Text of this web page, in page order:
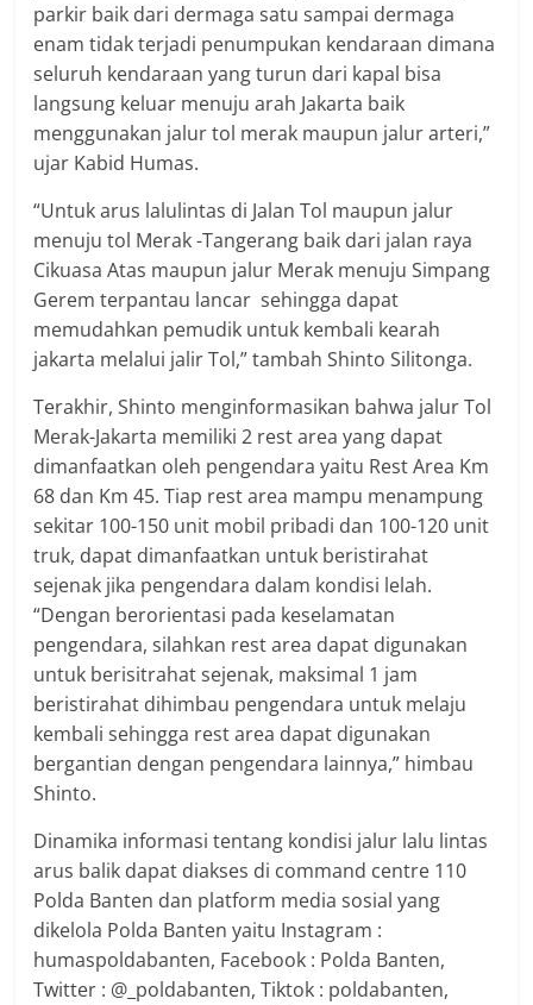
parkir baik dari dermaga satu sampai dermaga
enam tidak terjadi penumpukan kendaraan dimana
seluruh kendaraan yang turun dari kapal bisa
langsung keluar menuju arah Jakarta baik
menggunakan jalur tol merak maupun jalur arteri,”
ujar Kabid Humas.
“Untuk arus lalulintas di Jalan Tol maupun jalur
menuju tol Merak -Tangerang baik dari jalan raya
Cikuasa Atas maupun jalur Merak menuju Simpang
Gerem terpantau lancar sehingga dapat
memudahkan pemudik untuk kembali kearah
jakarta melalui jalir Tol,” tambah Shinto Silitonga.
Terakhir, Shinto menginformasikan bahwa jalur Tol
Merak-Jakarta memiliki 2 rest area yang dapat
dimanfaatkan oleh pengendara yaitu Rest Area Km
68 dan Km 45. Tiap rest area mampu menampung
sekitar 100-150 unit mobil pribadi dan 100-120 unit
truk, dapat dimanfaatkan untuk beristirahat
sejenak jika pengendara dalam kondisi lelah.
“Dengan berorientasi pada keselamatan
pengendara, silahkan rest area dapat digunakan
untuk berisitrahat sejenak, maksimal 1 jam
beristirahat dihimbau pengendara untuk melaju
kembali sehingga rest area dapat digunakan
bergantian dengan pengendara lainnya,” himbau
Shinto.
Dinamika informasi tentang kondisi jalur lalu lintas
arus balik dapat diakses di command centre 110
Polda Banten dan platform media sosial yang
dikelola Polda Banten yaitu Instagram :
humaspoldabanten, Facebook : Polda Banten,
Twitter : @_poldabanten, Tiktok : poldabanten,